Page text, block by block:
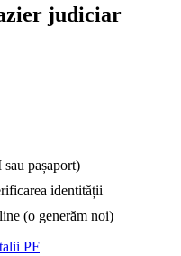
judiciar
pașaport)
identității
(o generăm noi)
PF